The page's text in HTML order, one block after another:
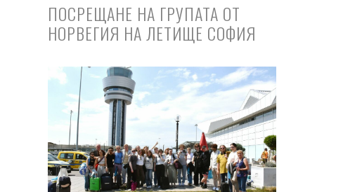
ПОСРЕЩАНЕ НА ГРУПАТА ОТ
НОРВЕГИЯ НА ЛЕТИЩЕ СОФИЯ